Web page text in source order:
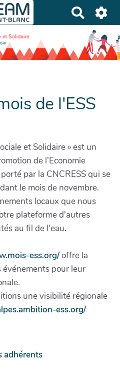
e
c
h
e
h
e
de l'ESS
et Solidaire » est un
de l’Economie
par la CNCRESS qui se
le mois de novembre.
locaux que nous
plateforme d'autres
au fil de l'eau.
ess.org/offre la
pour leur
une visibilité régionale
ess.org/
adhérents